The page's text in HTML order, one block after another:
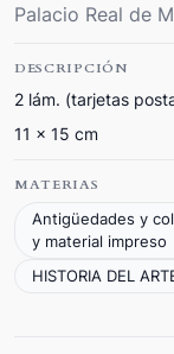
Palacio Real de
DESCRIPCIÓN
2 lám. (tarjetas
11 x 15 cm
MATERIAS
Antigüedades y
y material impreso
HISTORIA DEL